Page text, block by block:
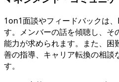
1on1面談やフィードバックは
す。メンバーの話を傾聴し、そ
能力が求められます。また、困
善の指導、キャリア転換の相談
す。